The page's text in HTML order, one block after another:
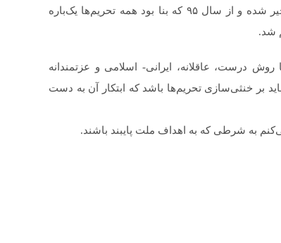
ساعت هم نباید تأخیر کنیم، اگرچه اکنون چهار سال است که تأخیر شده و از سال ۹۵ که بنا بود همه تحریم‌ها یک‌باره
شد.
درست، عاقلانه، ایرانی- اسلامی و عزتمندانه
بر خنثی‌سازی تحریم‌ها باشد که ابتکار آن به دست
به شرطی که به اهداف ملت پایبند باشند.